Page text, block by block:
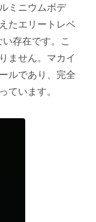
ミニウムボデ
たエリートレベ
存在です。こ
ません。マカイ
ルであり、完全
ています。